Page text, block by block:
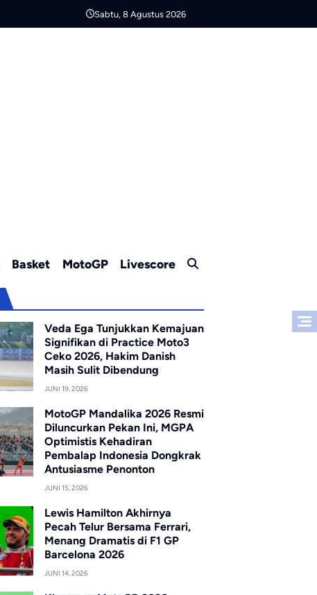
Sabtu, 8 Agustus 2026
Basket MotoGP Livescore
Veda Ega Tunjukkan Kemajuan
Signifikan di Practice Moto3
Ceko 2026, Hakim Danish
Masih Sulit Dibendung
JUNI 19, 2026
MotoGP Mandalika 2026 Resmi
Diluncurkan Pekan Ini, MGPA
Optimistis Kehadiran
Pembalap Indonesia Dongkrak
Antusiasme Penonton
JUNI 15, 2026
Lewis Hamilton Akhirnya
Pecah Telur Bersama Ferrari,
Menang Dramatis di F1 GP
Barcelona 2026
JUNI 14, 2026